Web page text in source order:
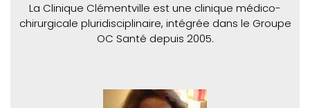
La Clinique Clémentville est une clinique médico-
chirurgicale pluridisciplinaire, intégrée dans le Groupe
OC Santé depuis 2005.